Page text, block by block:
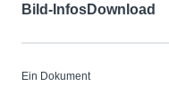
Bild-InfosDownload
Ein Dokument